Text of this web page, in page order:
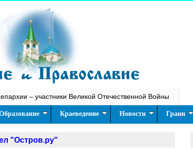
– участники Великой Отечественной Войны
Краеведение Новости Грани
"Остров.ру"